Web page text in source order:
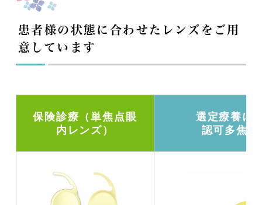
患者様の状態に合わせたレンズをご用
意しています
保険診療（単焦点眼
内レンズ）
選定療養に
認可多焦